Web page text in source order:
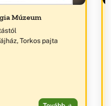
Múzeum
Torkos pajta